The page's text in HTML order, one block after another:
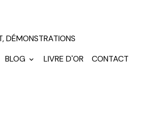
DÉMONSTRATIONS
BLOG LIVRE D'OR
CONTACT